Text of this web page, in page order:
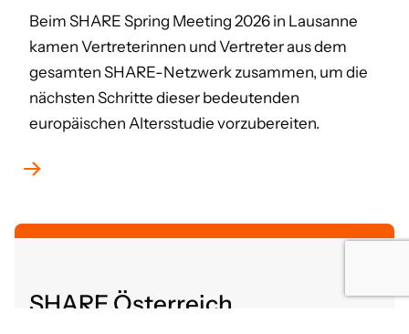
Beim SHARE Spring Meeting 2026 in Lausanne
kamen Vertreterinnen und Vertreter aus dem
gesamten SHARE-Netzwerk zusammen, um die
nächsten Schritte dieser bedeutenden
europäischen Altersstudie vorzubereiten.
SHARE Österreich